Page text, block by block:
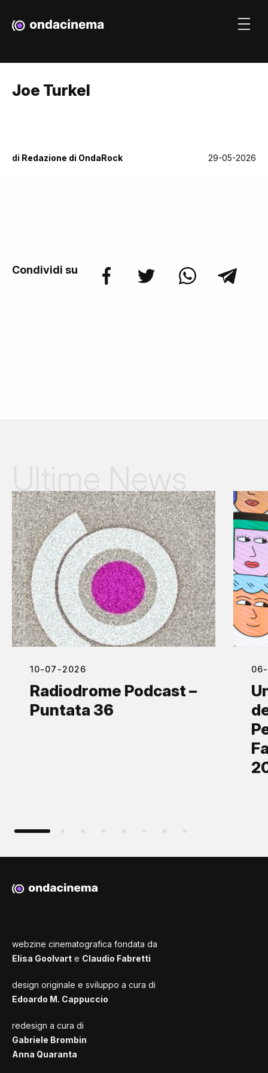
Joe Turkel
di Redazione di OndaRock 29-05-2026
Condividi su
10-07-2026
Radiodrome Podcast –
Puntata 36
webzine cinematografica fondata da
Elisa Goolvart e Claudio Fabretti
design originale e sviluppo a cura di
Edoardo M. Cappuccio
redesign a cura di
Gabriele Brombin
Anna Quaranta